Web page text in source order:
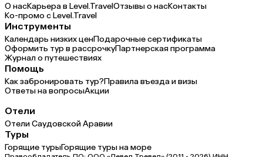
О насКарьера в Level.TravelОтзывы о насКонтакты
Ко-промо с Level.Travel
Инструменты
Календарь низких ценПодарочные сертификаты
Оформить тур в рассрочкуПартнерская программа
Журнал о путешествиях
Помощь
Как забронировать тур?Правила въезда и визы
Ответы на вопросыАкции
Отели
Отели Саудовской Аравии
Туры
Горящие турыГорящие туры на море